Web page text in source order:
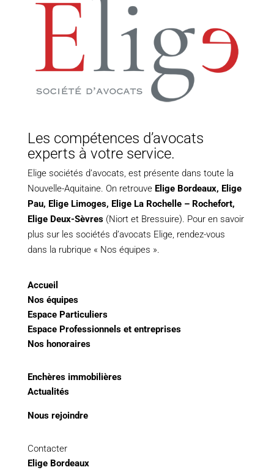
Les compétences d’avocats
experts à votre service.
Elige sociétés d’avocats, est présente dans toute la
Nouvelle-Aquitaine. On retrouve Elige Bordeaux, Elige
Pau, Elige Limoges, Elige La Rochelle – Rochefort,
Elige Deux-Sèvres(Niort et Bressuire). Pour en savoir
plus sur les sociétés d’avocats Elige, rendez-vous
dans la rubrique « Nos équipes ».
Accueil
Nos équipes
Espace Particuliers
Espace Professionnels et entreprises
Nos honoraires
Enchères immobilières
Actualités
Nous rejoindre
Contacter
Elige Bordeaux